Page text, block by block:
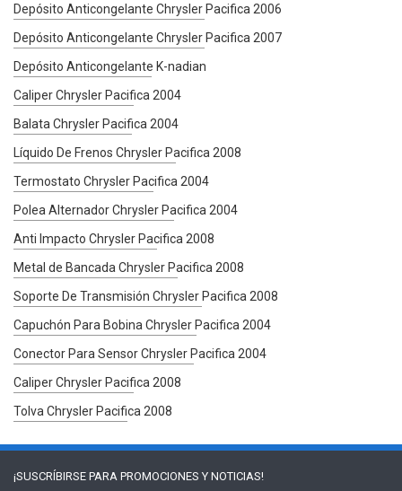
Depósito Anticongelante Chrysler Pacifica 2006
Depósito Anticongelante Chrysler Pacifica 2007
Depósito Anticongelante K-nadian
Caliper Chrysler Pacifica 2004
Balata Chrysler Pacifica 2004
Líquido De Frenos Chrysler Pacifica 2008
Termostato Chrysler Pacifica 2004
Polea Alternador Chrysler Pacifica 2004
Anti Impacto Chrysler Pacifica 2008
Metal de Bancada Chrysler Pacifica 2008
Soporte De Transmisión Chrysler Pacifica 2008
Capuchón Para Bobina Chrysler Pacifica 2004
Conector Para Sensor Chrysler Pacifica 2004
Caliper Chrysler Pacifica 2008
Tolva Chrysler Pacifica 2008
¡SUSCRÍBIRSE PARA PROMOCIONES Y NOTICIAS!